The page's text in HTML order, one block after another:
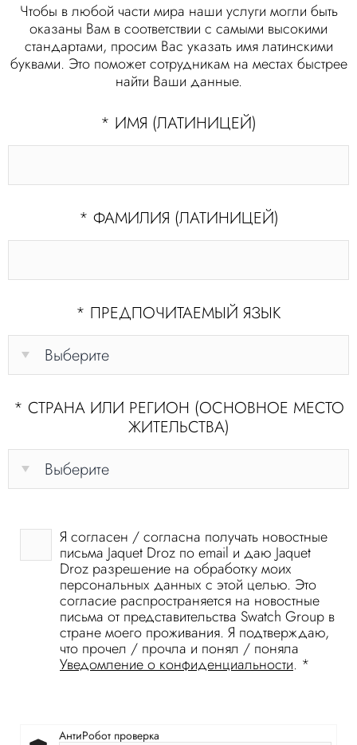
Чтобы в любой части мира наши услуги могли быть
оказаны Вам в соответствии с самыми высокими
стандартами, просим Вас указать имя латинскими
буквами. Это поможет сотрудникам на местах быстрее
найти Ваши данные.
* ИМЯ (ЛАТИНИЦЕЙ)
* ФАМИЛИЯ (ЛАТИНИЦЕЙ)
* ПРЕДПОЧИТАЕМЫЙ ЯЗЫК
* СТРАНА ИЛИ РЕГИОН (ОСНОВНОЕ МЕСТО
ЖИТЕЛЬСТВА)
Я согласен / согласна получать новостные
письма Jaquet Droz по email и даю Jaquet
Droz разрешение на обработку моих
персональных данных с этой целью. Это
согласие распространяется на новостные
письма от представительства Swatch Group в
стране моего проживания. Я подтверждаю,
что прочел / прочла и понял / поняла
Уведомление о конфиденциальности. *
АнтиРобот проверка